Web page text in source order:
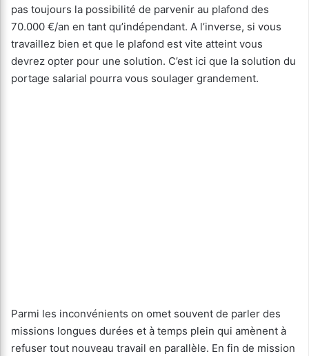
pas toujours la possibilité de parvenir au plafond des
70.000 €/an en tant qu’indépendant. A l’inverse, si vous
travaillez bien et que le plafond est vite atteint vous
devrez opter pour une solution. C’est ici que la solution du
portage salarial pourra vous soulager grandement.
Parmi les inconvénients on omet souvent de parler des
missions longues durées et à temps plein qui amènent à
refuser tout nouveau travail en parallèle. En fin de mission